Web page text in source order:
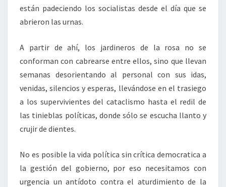
están padeciendo los socialistas desde el día que se
abrieron las urnas.
A partir de ahí, los jardineros de la rosa no se
conforman con cabrearse entre ellos, sino que llevan
semanas desorientando al personal con sus idas,
venidas, silencios y esperas, llevándose en el trasiego
a los supervivientes del cataclismo hasta el redil de
las tinieblas políticas, donde sólo se escucha llanto y
crujir de dientes.
No es posible la vida política sin crítica democratica a
la gestión del gobierno, por eso necesitamos con
urgencia un antídoto contra el aturdimiento de la